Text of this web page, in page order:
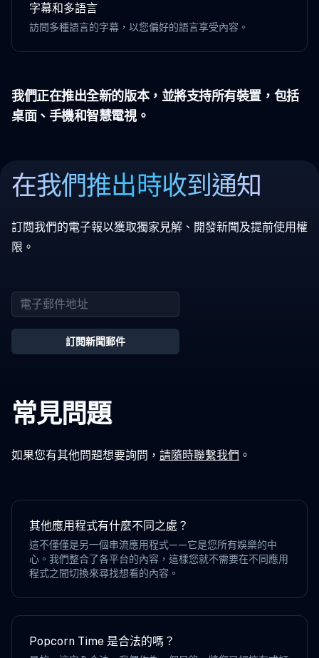
字幕和多語言
訪問多種語言的字幕，以您偏好的語言享受內容。
我們正在推出全新的版本，並將支持所有裝置，包括
桌面、手機和智慧電視。
在我們推出時收到通知
訂閱我們的電子報以獲取獨家見解、開發新聞及提前使用權
限。
訂閱新聞郵件
常見問題
如果您有其他問題想要詢問， 請隨時聯繫我們 。
其他應用程式有什麼不同之處？
這不僅僅是另一個串流應用程式——它是您所有娛樂的中
心。我們整合了各平台的內容，這樣您就不需要在不同應用
程式之間切換來尋找想看的內容。
Popcorn Time 是合法的嗎？